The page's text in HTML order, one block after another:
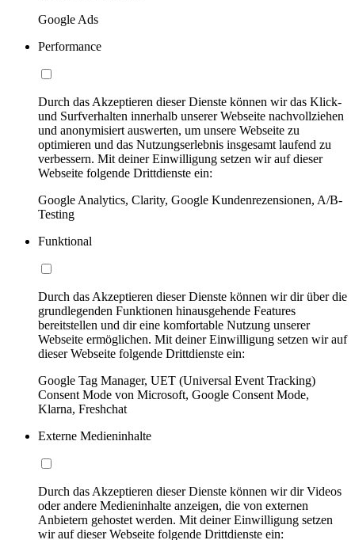
Google Ads
Performance
Durch das Akzeptieren dieser Dienste können wir das Klick-
und Surfverhalten innerhalb unserer Webseite nachvollziehen
und anonymisiert auswerten, um unsere Webseite zu
optimieren und das Nutzungserlebnis insgesamt laufend zu
verbessern. Mit deiner Einwilligung setzen wir auf dieser
Webseite folgende Drittdienste ein:
Google Analytics, Clarity, Google Kundenrezensionen, A/B-
Testing
Funktional
Durch das Akzeptieren dieser Dienste können wir dir über die
grundlegenden Funktionen hinausgehende Features
bereitstellen und dir eine komfortable Nutzung unserer
Webseite ermöglichen. Mit deiner Einwilligung setzen wir auf
dieser Webseite folgende Drittdienste ein:
Google Tag Manager, UET (Universal Event Tracking)
Consent Mode von Microsoft, Google Consent Mode,
Klarna, Freshchat
Externe Medieninhalte
Durch das Akzeptieren dieser Dienste können wir dir Videos
oder andere Medieninhalte anzeigen, die von externen
Anbietern gehostet werden. Mit deiner Einwilligung setzen
wir auf dieser Webseite folgende Drittdienste ein: